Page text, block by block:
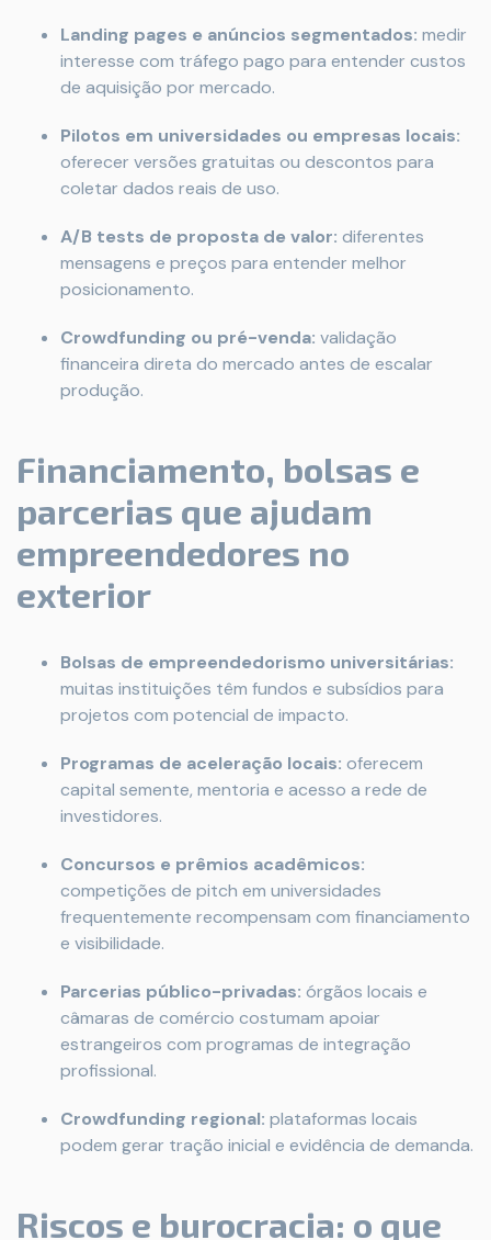
Landing pages e anúncios segmentados: medir
interesse com tráfego pago para entender custos
de aquisição por mercado.
Pilotos em universidades ou empresas locais:
oferecer versões gratuitas ou descontos para
coletar dados reais de uso.
A/B tests de proposta de valor: diferentes
mensagens e preços para entender melhor
posicionamento.
Crowdfunding ou pré-venda: validação
financeira direta do mercado antes de escalar
produção.
Financiamento, bolsas e
parcerias que ajudam
empreendedores no
exterior
Bolsas de empreendedorismo universitárias:
muitas instituições têm fundos e subsídios para
projetos com potencial de impacto.
Programas de aceleração locais: oferecem
capital semente, mentoria e acesso a rede de
investidores.
Concursos e prêmios acadêmicos:
competições de pitch em universidades
frequentemente recompensam com financiamento
e visibilidade.
Parcerias público-privadas: órgãos locais e
câmaras de comércio costumam apoiar
estrangeiros com programas de integração
profissional.
Crowdfunding regional: plataformas locais
podem gerar tração inicial e evidência de demanda.
Riscos e burocracia: o que